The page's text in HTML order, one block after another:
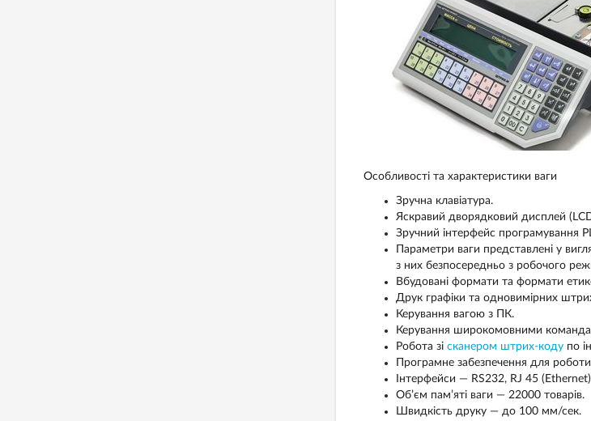
Особливості та характеристики ваги
Зручна клавіатура.
Яскравий дворядковий дисплей
Зручний інтерфейс програмування
Параметри ваги представлені у
з них безпосередньо з робочого
Вбудовані формати та формати
Друк графіки та одновимірних
Керування вагою з ПК.
Керування широкомовними
Робота зі сканером штрих-кодупо
Програмне забезпечення для
Інтерфейси — RS232, RJ 45
Об’єм пам’яті ваги — 22000 товарів.
Швидкість друку — до 100 мм/сек.